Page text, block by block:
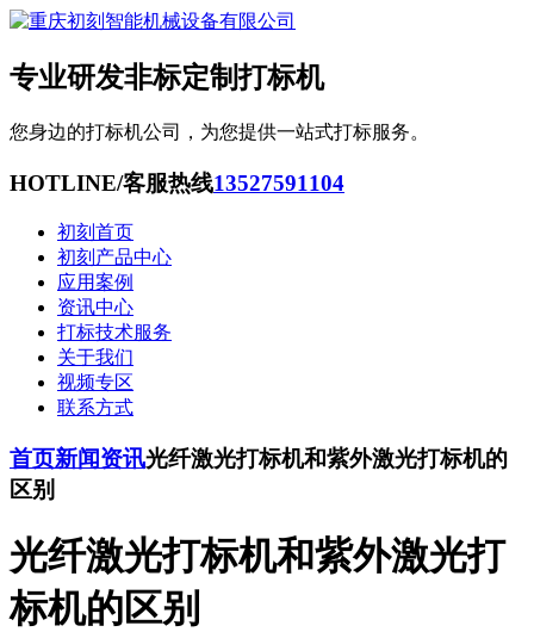
专业研发非标定制打标机
您身边的打标机公司，为您提供一站式打标服务。
HOTLINE/客服热线13527591104
初刻首页
初刻产品中心
应用案例
资讯中心
打标技术服务
关于我们
视频专区
联系方式
首页新闻资讯光纤激光打标机和紫外激光打标机的
区别
光纤激光打标机和紫外激光打
标机的区别